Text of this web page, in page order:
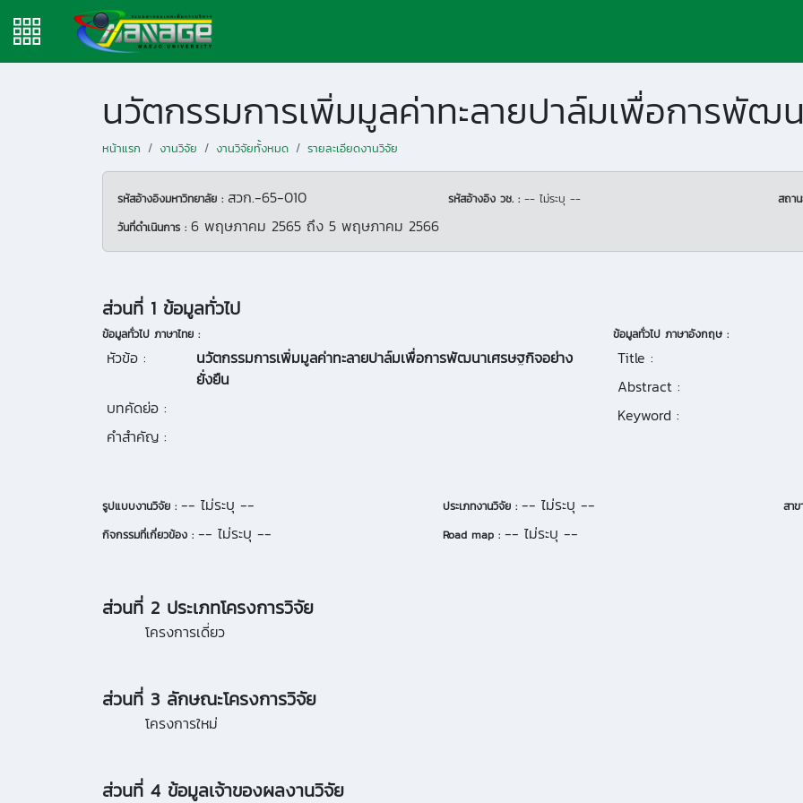
หน้าแรก งานวิจัย งานวิจัยทั้งหมด รายละเอียดงานวิจัย
รหัสอ้างอิงมหาวิทยาลัย : สวก.-65-010 รหัสอ้างอิง วช. : -- ไม่ระบุ -- สถา
วันที่ดำเนินการ : 6 พฤษภาคม 2565 ถึง 5 พฤษภาคม 2566
ส่วนที่ 1 ข้อมูลทั่วไป
ข้อมูลทั่วไป ภาษาไทย :
หัวข้อ :
นวัตกรรมการเพิ่มมูลค่าทะลายปาล์มเพื่อการพัฒนาเศรษฐกิจอย่าง
ยั่งยืน
บทคัดย่อ :
คำสำคัญ :
ข้อมูลทั่วไป ภาษาอังกฤษ :
Title :
Abstract :
Keyword :
รูปแบบงานวิจัย : -- ไม่ระบุ -- ประเภทงานวิจัย : -- ไม่ระบุ -- สา
กิจกรรมที่เกี่ยวข้อง : -- ไม่ระบุ -- Road map : -- ไม่ระบุ --
ส่วนที่ 2 ประเภทโครงการวิจัย
โครงการเดี่ยว
ส่วนที่ 3 ลักษณะโครงการวิจัย
โครงการใหม่
ส่วนที่ 4 ข้อมูลเจ้าของผลงานวิจัย